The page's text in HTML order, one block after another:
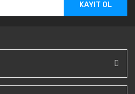
KAYIT OL